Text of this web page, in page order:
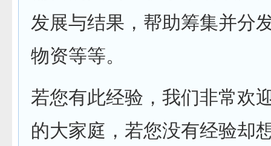
发展与结果，帮助筹集并分
物资等等。
若您有此经验，我们非常欢
的大家庭，若您没有经验却